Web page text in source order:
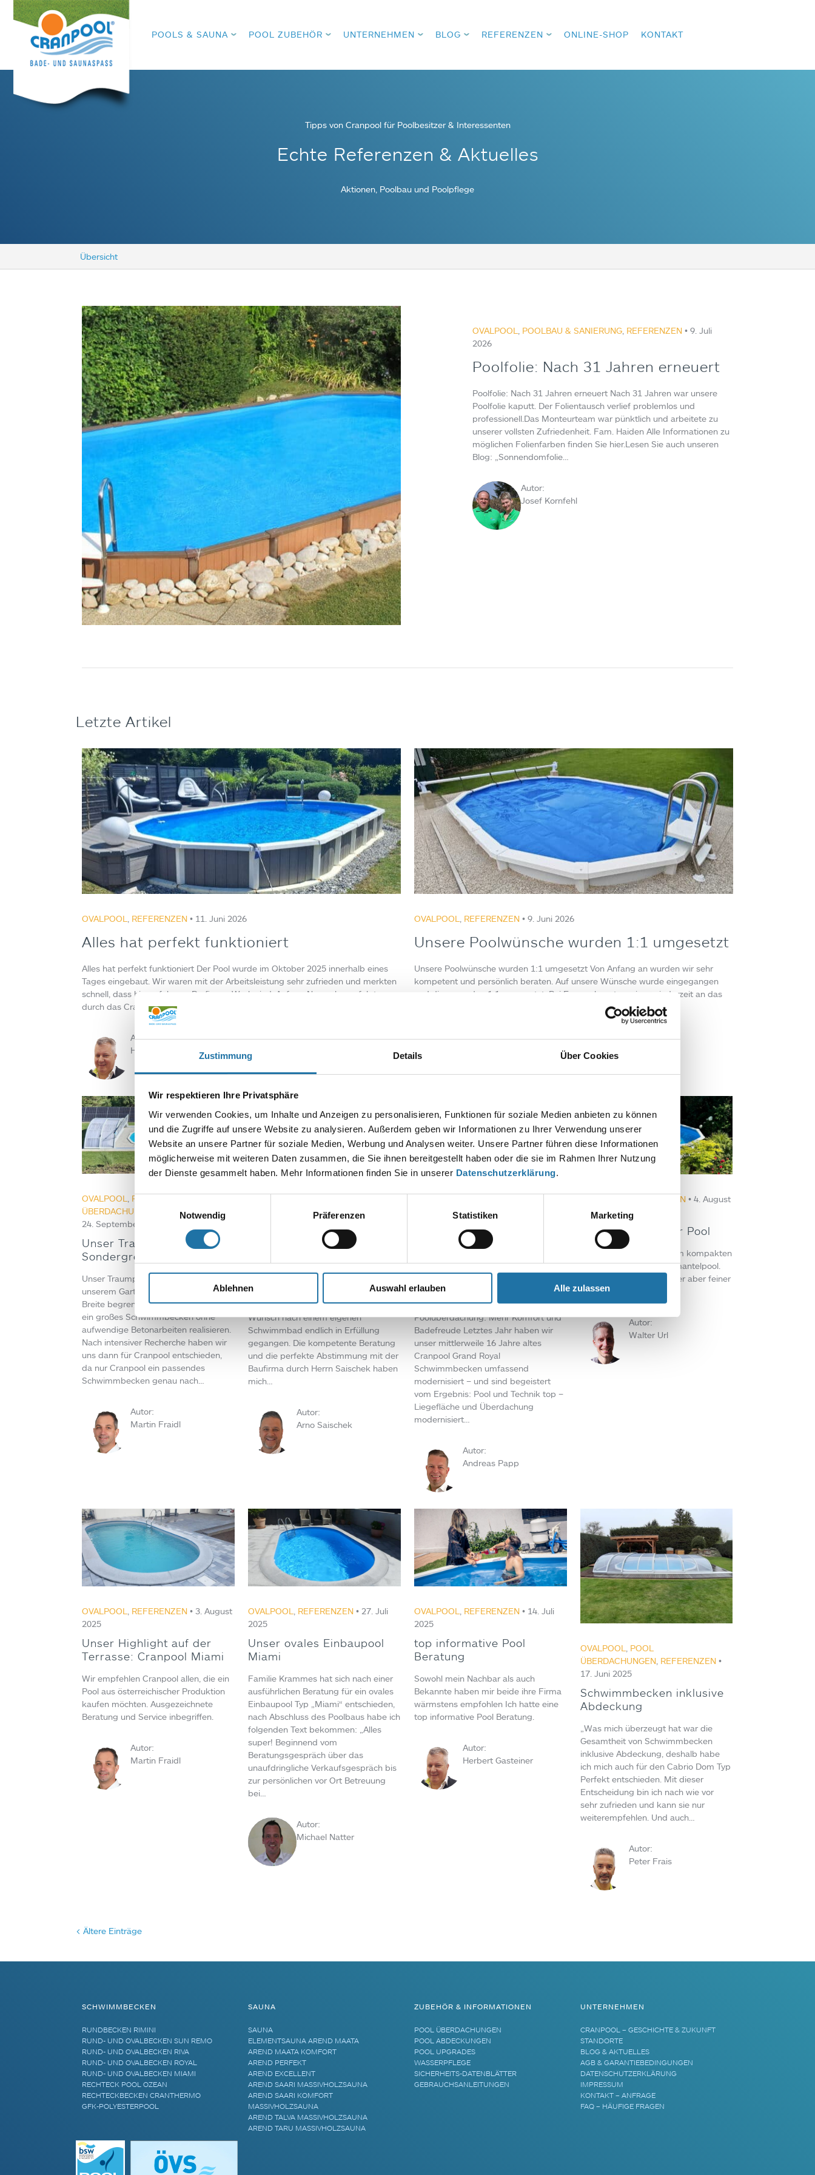
Zustimmung Details Über Cookies
Wir respektieren Ihre Privatsphäre
Wir verwenden Cookies, um Inhalte und Anzeigen zu personalisieren, Funktionen für soziale Medien anbieten zu können
und die Zugriffe auf unsere Website zu analysieren. Außerdem geben wir Informationen zu Ihrer Verwendung unserer
Website an unsere Partner für soziale Medien, Werbung und Analysen weiter. Unsere Partner führen diese Informationen
möglicherweise mit weiteren Daten zusammen, die Sie ihnen bereitgestellt haben oder die sie im Rahmen Ihrer Nutzung
der Dienste gesammelt haben. Mehr Informationen finden Sie in unserer Datenschutzerklärung.
Einwilligungsauswahl
Notwendig
Präferenzen Statistiken Marketing
Ablehnen Auswahl erlauben Alle zulassen
POOLS & SAUNA POOL ZUBEHÖR UNTERNEHMEN BLOG REFERENZEN ONLINE-SHOP KONTAKT
Tipps von Cranpool für Poolbesitzer & Interessenten
Echte Referenzen & Aktuelles
Aktionen, Poolbau und Poolpflege
Übersicht
OVALPOOL POOLBAU & SANIERUNG REFERENZEN • 9. Juli
2026
Poolfolie: Nach 31 Jahren erneuert
Poolfolie: Nach 31 Jahren erneuert Nach 31 Jahren war unsere
Poolfolie kaputt. Der Folientausch verlief problemlos und
professionell.Das Monteurteam war pünktlich und arbeitete zu
unserer vollsten Zufriedenheit. Fam. Haiden Alle Informationen zu
möglichen Folienfarben finden Sie hier.Lesen Sie auch unseren
Blog: „Sonnendomfolie…
Autor:
Josef Kornfehl
Letzte Artikel
OVALPOOL REFERENZEN • 11. Juni 2026
Alles hat perfekt funktioniert
Alles hat perfekt funktioniert Der Pool wurde im Oktober 2025 innerhalb eines
Tages eingebaut. Wir waren mit der Arbeitsleistung sehr zufrieden und merkten
schnell, dass hier erfahrene Profis am Werk sind. Anfang November erfolgte
durch das Cranpool Team die Einschulung…
Autor:
Herbert Gasteiner
OVALPOOL REFERENZEN• 9. Juni 2026
Unsere Poolwünsche wurden 1:1 umgesetzt
Unsere Poolwünsche wurden 1:1 umgesetzt Von Anfang an wurden wir sehr
kompetent und persönlich beraten. Auf unsere Wünsche wurde eingegangen
und diese wurden 1:1 umgesetzt. Bei Fragen konnten wir uns jederzeit an das
Team wenden und erhielten stets verständliche und…
Autor:
OVALPOOL
POOL
ÜBERDACHUNGEN
REFERENZEN•
24. September 2025
Unser Traumpool in
Sondergröße
Unser Traumpool in Sondergröße In
unserem Garten war die verfügbare
Breite begrenzt. Trotzdem wollten wir
ein großes Schwimmbecken ohne
aufwendige Betonarbeiten realisieren.
Nach intensiver Recherche haben wir
uns dann für Cranpool entschieden,
da nur Cranpool ein passendes
Schwimmbecken genau nach…
Autor:
Martin Fraidl
September 2025
Eleganter Stahlwandpool in
Eleganter Stahlwandpool in Hanglage
Stahlwandbeckens Royal von
Cranpool ist mein lang gehegter
Wunsch nach einem eigenen
Schwimmbad endlich in Erfüllung
gegangen. Die kompetente Beratung
und die perfekte Abstimmung mit der
Baufirma durch Herrn Saischek haben
mich…
Autor:
Arno Saischek
ÜBERDACHUNGEN
Erfolgreiche
Cranpool
Poolmodernisierung mit kompetenter
Betreuung Cabriodom
Poolüberdachung: Mehr Komfort und
Badefreude Letztes Jahr haben wir
unser mittlerweile 16 Jahre altes
Cranpool Grand Royal
Schwimmbecken umfassend
modernisiert – und sind begeistert
vom Ergebnis: Pool und Technik top –
Liegefläche und Überdachung
modernisiert…
Autor:
Andreas Papp
REFERENZEN• 4. August
2025
Kleiner aber feiner Pool
Auf der Suche nach einem kompakten
sowie preiswerten Stahlmantelpool.
Die Devise war also kleiner aber feiner
Pool.
Autor:
Walter Url
OVALPOOL REFERENZEN • 3. August
2025
Unser Highlight auf der
Terrasse: Cranpool Miami
Wir empfehlen Cranpool allen, die ein
Pool aus österreichischer Produktion
kaufen möchten. Ausgezeichnete
Beratung und Service inbegriffen.
Autor:
Martin Fraidl
OVALPOOL REFERENZEN • 27. Juli
2025
Unser ovales Einbaupool
Miami
Familie Krammes hat sich nach einer
ausführlichen Beratung für ein ovales
Einbaupool Typ „Miami“ entschieden,
nach Abschluss des Poolbaus habe ich
folgenden Text bekommen: „Alles
super! Beginnend vom
Beratungsgespräch über das
unaufdringliche Verkaufsgespräch bis
zur persönlichen vor Ort Betreuung
bei…
Autor:
Michael Natter
OVALPOOL REFERENZEN• 14. Juli
2025
top informative Pool
Beratung
Sowohl mein Nachbar als auch
Bekannte haben mir beide ihre Firma
wärmstens empfohlen Ich hatte eine
top informative Pool Beratung.
Autor:
Herbert Gasteiner
OVALPOOL
POOL
ÜBERDACHUNGEN, REFERENZEN•
17. Juni 2025
Schwimmbecken inklusive
Abdeckung
„Was mich überzeugt hat war die
Gesamtheit von Schwimmbecken
inklusive Abdeckung, deshalb habe
ich mich auch für den Cabrio Dom Typ
Perfekt entschieden. Mit dieser
Entscheidung bin ich nach wie vor
sehr zufrieden und kann sie nur
weiterempfehlen. Und auch…
Autor:
Peter Frais
< Ältere Einträge
SCHWIMMBECKEN
RUNDBECKEN RIMINI
RUND- UND OVALBECKEN SUN REMO
RUND- UND OVALBECKEN RIVA
RUND- UND OVALBECKEN ROYAL
RUND- UND OVALBECKEN MIAMI
RECHTECK POOL OZEAN
RECHTECKBECKEN CRANTHERMO
GFK-POLYESTERPOOL
SAUNA
SAUNA
ELEMENTSAUNA AREND MAATA
AREND MAATA KOMFORT
AREND PERFEKT
AREND EXCELLENT
AREND SAARI MASSIVHOLZSAUNA
AREND SAARI KOMFORT
MASSIVHOLZSAUNA
AREND TALVA MASSIVHOLZSAUNA
AREND TARU MASSIVHOLZSAUNA
ZUBEHÖR & INFORMATIONEN
POOL ÜBERDACHUNGEN
POOL ABDECKUNGEN
POOL UPGRADES
WASSERPFLEGE
SICHERHEITS-DATENBLÄTTER
GEBRAUCHSANLEITUNGEN
UNTERNEHMEN
CRANPOOL – GESCHICHTE & ZUKUNFT
STANDORTE
BLOG & AKTUELLES
AGB & GARANTIEBEDINGUNGEN
DATENSCHUTZERKLÄRUNG
IMPRESSUM
KONTAKT – ANFRAGE
FAQ – HÄUFIGE FRAGEN